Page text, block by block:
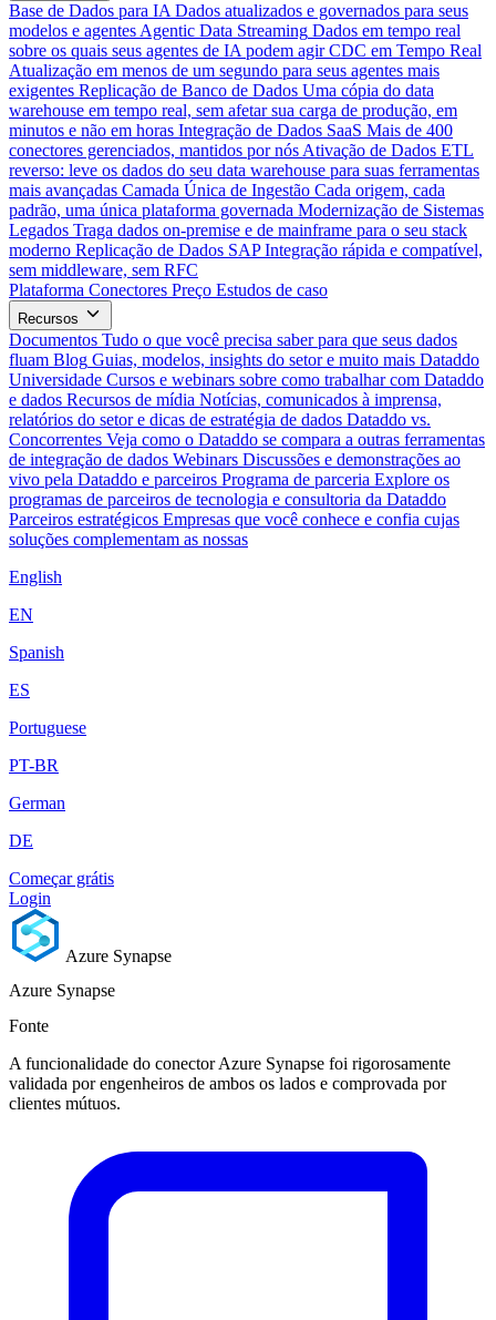
Base de Dados para IA Dados atualizados e governados para seus
modelos e agentes Agentic Data Streaming Dados em tempo real
sobre os quais seus agentes de IA podem agir CDC em Tempo Real
Atualização em menos de um segundo para seus agentes mais
exigentes Replicação de Banco de Dados Uma cópia do data
warehouse em tempo real, sem afetar sua carga de produção, em
minutos e não em horas Integração de Dados SaaS Mais de 400
conectores gerenciados, mantidos por nós Ativação de Dados ETL
reverso: leve os dados do seu data warehouse para suas ferramentas
mais avançadas Camada Única de Ingestão Cada origem, cada
padrão, uma única plataforma governada Modernização de Sistemas
Legados Traga dados on-premise e de mainframe para o seu stack
moderno Replicação de Dados SAP Integração rápida e compatível,
sem middleware, sem RFC
Plataforma Conectores Preço Estudos de caso
Recursos
Documentos Tudo o que você precisa saber para que seus dados
fluam Blog Guias, modelos, insights do setor e muito mais Dataddo
Universidade Cursos e webinars sobre como trabalhar com Dataddo
e dados Recursos de mídia Notícias, comunicados à imprensa,
relatórios do setor e dicas de estratégia de dados Dataddo vs.
Concorrentes Veja como o Dataddo se compara a outras ferramentas
de integração de dados Webinars Discussões e demonstrações ao
vivo pela Dataddo e parceiros Programa de parceria Explore os
programas de parceiros de tecnologia e consultoria da Dataddo
Parceiros estratégicos Empresas que você conhece e confia cujas
soluções complementam as nossas
English
EN
Spanish
ES
Portuguese
PT-BR
German
DE
Começar grátis
Login
Azure Synapse
Azure Synapse
Fonte
A funcionalidade do conector Azure Synapse foi rigorosamente
validada por engenheiros de ambos os lados e comprovada por
clientes mútuos.